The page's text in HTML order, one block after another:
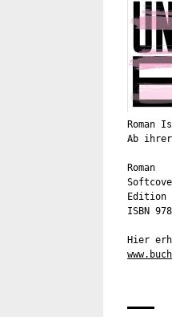
Roman
Ab ihrer
Roman
Edition
ISBN
Hier